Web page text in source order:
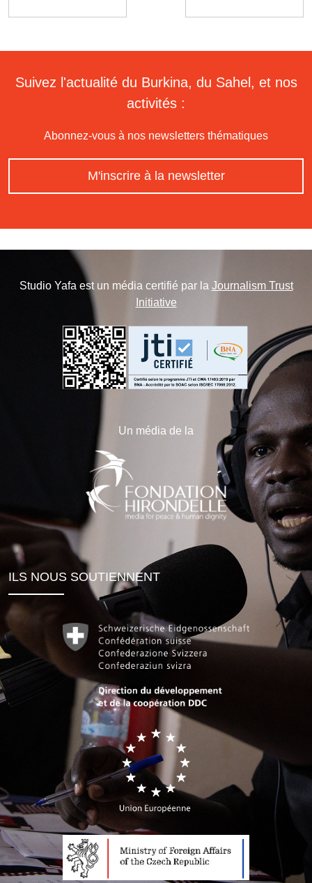
Suivez l'actualité du Burkina, du Sahel, et nos
activités :
Abonnez-vous à nos newsletters thématiques
M'inscrire à la newsletter
Studio Yafa est un média certifié par la Journalism Trust
Initiative
Un média de la
ILS NOUS SOUTIENNENT